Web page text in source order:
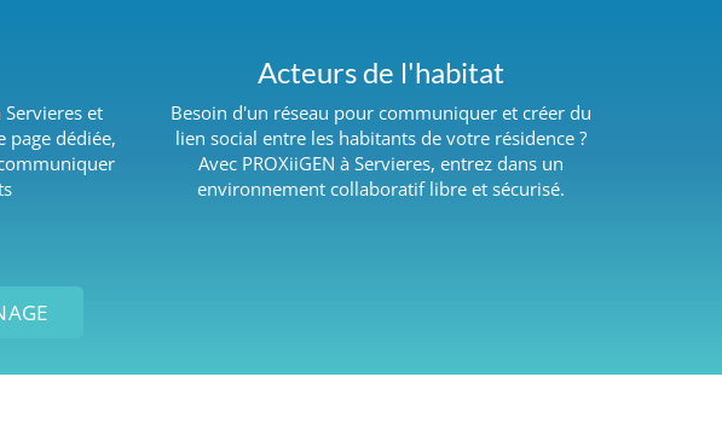
et
page dédiée,
Acteurs de l'habitat
Besoin d'un réseau pour communiquer et créer du
lien social entre les habitants de votre résidence ?
Avec PROXiiGEN à Servieres, entrez dans un
environnement collaboratif libre et sécurisé.